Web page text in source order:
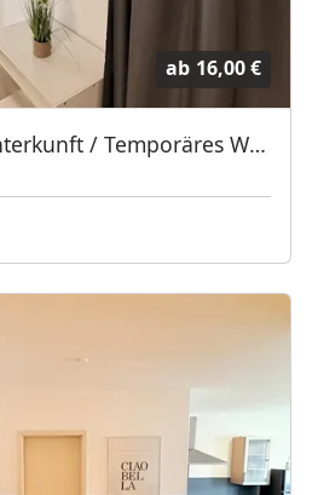
ab 16,00 €
Flexible Firmenunterkunft / Temporäres Wohnen in München-Schwabing